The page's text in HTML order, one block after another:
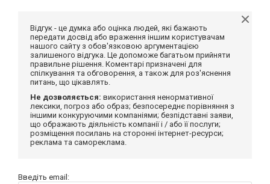
Відгук - це думка або оцінка людей, які бажають
передати досвід або враження іншим користувачам
нашого сайту з обов'язковою аргументацією
залишеного відгука. Це допоможе багатьом прийняти
правильне рішення. Коментарі призначені для
спілкування та обговорення, а також для роз'яснення
питань, що цікавлять.
Не дозволяється: використання ненормативної
лексики, погроз або образ; безпосереднє порівняння з
іншими конкуруючими компаніями; безпідставні заяви,
що ображають діяльність компанії і / або її послуги;
розміщення посилань на сторонні інтернет-ресурси;
реклама та самореклама.
Введіть email: